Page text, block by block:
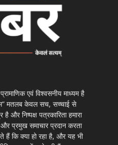
एवं विश्वसनीय माध्यम है
मतलब केवल सच, सच्चाई से
और निष्पक्ष पत्रकारिता हमारा
प्रमुख समाचार प्रदान करता
कि क्या हो रहा है, और यह भी